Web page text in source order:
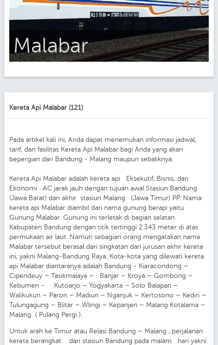
Malabar
Kereta Api Malabar (121)
Pada artikel kali ini, Anda dapat menemukan informasi jadwal,
tarif, dan fasilitas Kereta Api Malabar bagi Anda yang akan
bepergian dari Bandung - Malang maupun sebaliknya.
Kereta Api Malabar adalah kereta api Eksekutif, Bisnis, dan
Ekonomi AC jarak jauh dengan tujuan awal Stasiun Bandung
(Jawa Barat) dan akhir stasiun Malang (Jawa Timur) PP. Nama
kereta api Malabar diambil dari nama gunung berapi yaitu
Gunung Malabar. Gunung ini terletak di bagian selatan
Kabupaten Bandung dengan titik tertinggi 2.343 meter di atas
permukaan air laut. Namun sebagian orang mengatakan nama
Malabar tersebut berasal dari singkatan dari jurusan akhir kereta
ini, yakni Malang-Bandung Raya. Kota-kota yang dilewati kereta
api Malabar diantaranya adalah Bandung - Kiaracondong –
Cipendeuy – Tasikmalaya – Banjar – Kroya – Gombong –
Kebumen - Kutoarjo – Yogyakarta – Solo Balapan –
Walikukun – Paron – Madiun – Nganjuk – Kertosono – Kediri –
Tulungagung – Blitar – Wlingi – Kepanjen – Malang Kotalama –
Malang ( Pulang Pergi ).
Untuk arah ke Timur atau Relasi Bandung – Malang , perjalanan
kereta berangkat dari stasiun Bandung pada malam hari yakni